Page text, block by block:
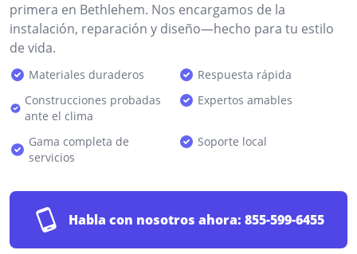
primera en Bethlehem. Nos encargamos de la
instalación, reparación y diseño—hecho para tu estilo
de vida.
Materiales duraderos
Respuesta rápida
Construcciones probadas
ante el clima
Expertos amables
Gama completa de
servicios
Soporte local
Habla con nosotros ahora: 855-599-6455